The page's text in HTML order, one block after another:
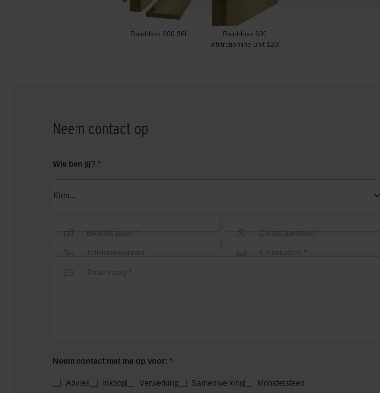
Rainbloxx 200 36l
Rainbloxx 600
infiltrationline unit 120l
Neem contact op
Wie ben jij? *
Bedrijfsnaam * Contactpersoon *
Telefoonnummer E-mailadres *
Jouw vraag *
Neem contact met me op voor: *
Advies Inkoop Verwerking Samenwerking Monstersteen